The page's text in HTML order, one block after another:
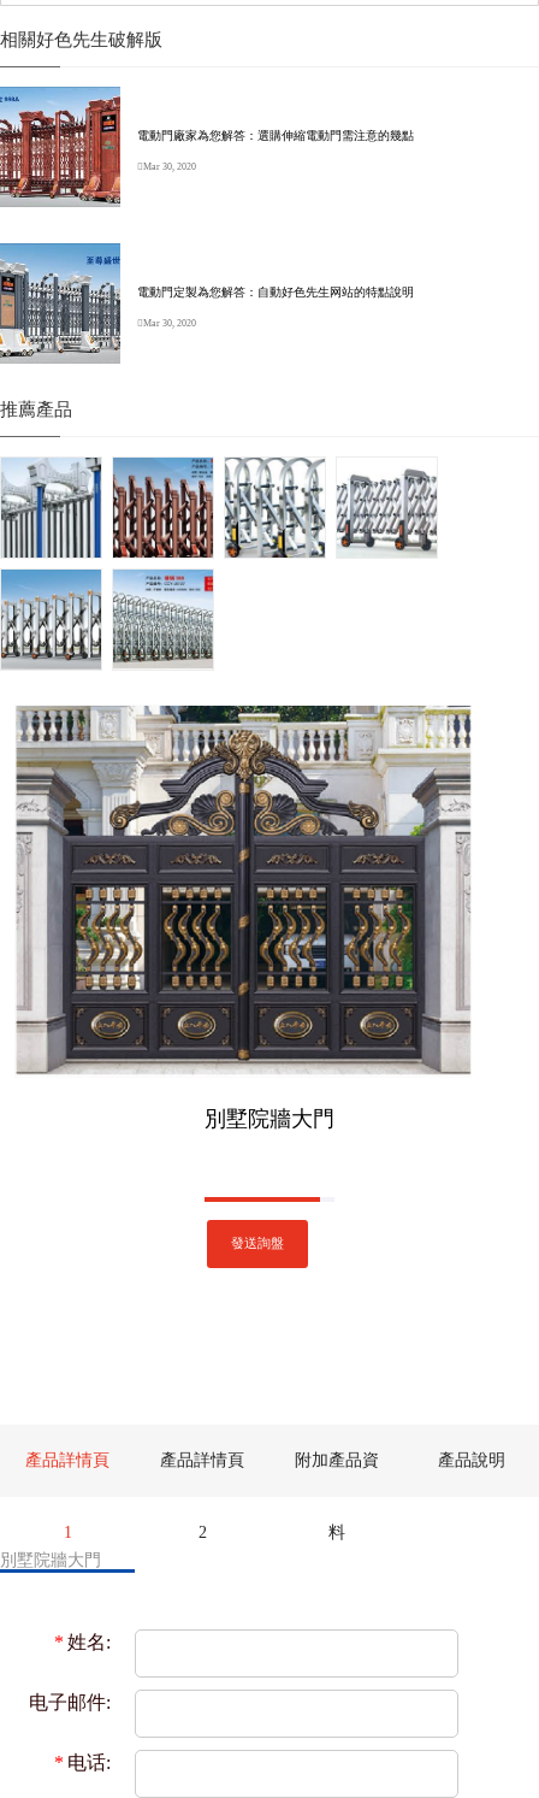
別墅院牆大門
發送詢盤
產品詳情頁
1
產品詳情頁
2
附加產品資
料
產品說明
別墅院牆大門
* 姓名:
电子邮件:
* 电话:
相關好色先生破解版
電動門廠家為您解答：選購伸縮電動門需注意的幾點
Mar 30, 2020
電動門定製為您解答：自動好色先生网站的特點說明
Mar 30, 2020
推薦產品